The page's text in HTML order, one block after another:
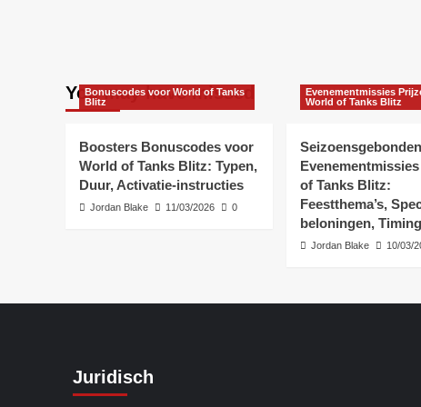
You may have missed
Bonuscodes voor World of Tanks
Blitz
Boosters Bonuscodes voor
World of Tanks Blitz: Typen,
Duur, Activatie-instructies
Jordan Blake 11/03/2026 0
Evenementmissies
World of Tanks Blitz
Seizoensgebonden
of Tanks Blitz:
Feestthema’s,
beloningen, Timing
Jordan Blake 10/03/
Juridisch